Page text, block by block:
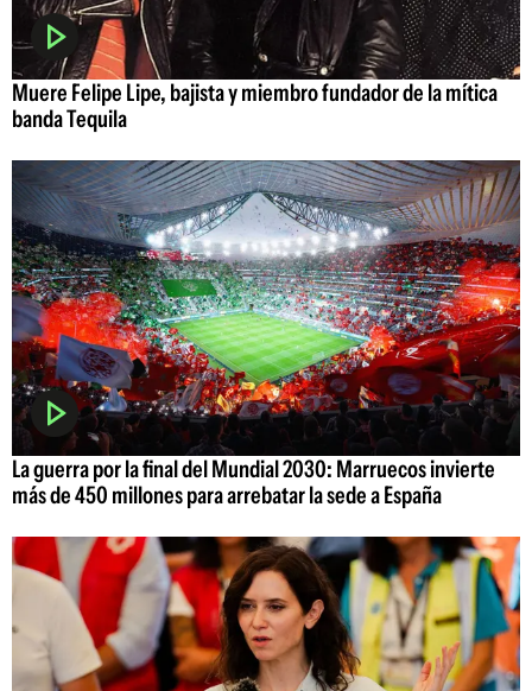
Muere Felipe Lipe, bajista y miembro fundador de la mítica
banda Tequila
La guerra por la final del Mundial 2030: Marruecos invierte
más de 450 millones para arrebatar la sede a España